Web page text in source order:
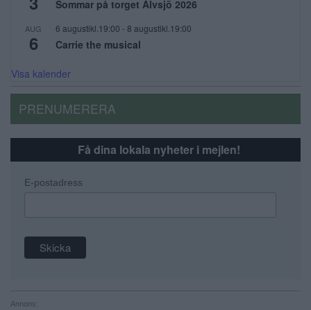
Sommar på torget Älvsjö 2026
AUG
6
6 augustikl.19:00 - 8 augustikl.19:00
Carrie the musical
Visa kalender
PRENUMERERA
Få dina lokala nyheter i mejlen!
E-postadress
Annons: